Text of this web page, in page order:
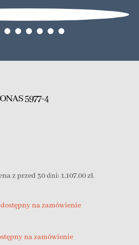
5977-4
z przed 30 dni:1,107.00zł.
na zamówienie
na zamówienie